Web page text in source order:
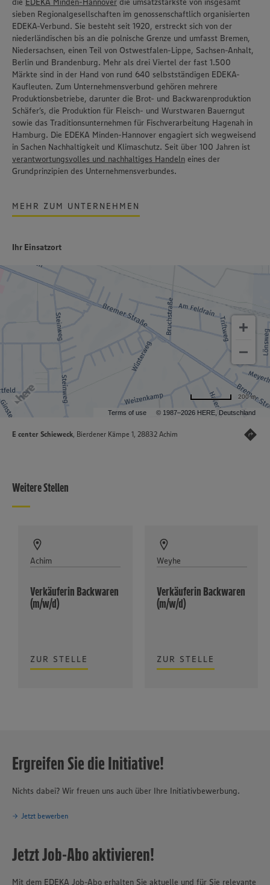
sieben Regionalgesellschaften im genossenschaftlich organisierten
EDEKA-Verbund. Sie besteht seit 1920, erstreckt sich von der
niederländischen bis an die polnische Grenze und umfasst Bremen,
Niedersachsen, einen Teil von Ostwestfalen-Lippe, Sachsen-Anhalt,
Berlin und Brandenburg. Mehr als drei Viertel der fast 1.500
Märkte sind in der Hand von rund 640 selbstständigen EDEKA-
Kaufleuten. Zum Unternehmensverbund gehören mehrere
Produktionsbetriebe, darunter die Brot- und Backwarenproduktion
Schäfer’s, die Produktion für Fleisch- und Wurstwaren Bauerngut
sowie das Traditionsunternehmen für Fischverarbeitung Hagenah in
Hamburg. Die EDEKA Minden-Hannover engagiert sich wegweisend
in Sachen Nachhaltigkeit und Klimaschutz. Seit über 100 Jahren ist
verantwortungsvolles und nachhaltiges Handeln eines der
Grundprinzipien des Unternehmensverbundes.
MEHR ZUM UNTERNEHMEN
Ihr Einsatzort
Terms of use © 1987–2026 HERE, Deutschland
200 m
E center Schieweck, Bierdener Kämpe 1, 28832 Achim
Weitere Stellen
Achim
Verkäuferin Backwaren
(m/w/d)
ZUR STELLE
Weyhe
Verkäuferin Backwaren
(m/w/d)
ZUR STELLE
Ergreifen Sie die Initiative!
Nichts dabei? Wir freuen uns auch über Ihre Initiativbewerbung.
Jetzt bewerben
Jetzt Job-Abo aktivieren!
Mit dem EDEKA Job-Abo erhalten Sie aktuelle und für Sie relevante